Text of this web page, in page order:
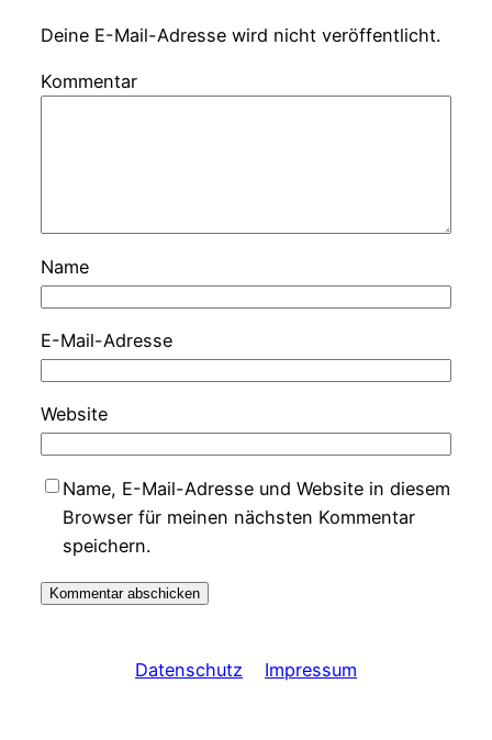
Deine E-Mail-Adresse wird nicht veröffentlicht.
Kommentar
Name
E-Mail-Adresse
Website
Name, E-Mail-Adresse und Website in diesem
Browser für meinen nächsten Kommentar
speichern.
Datenschutz Impressum